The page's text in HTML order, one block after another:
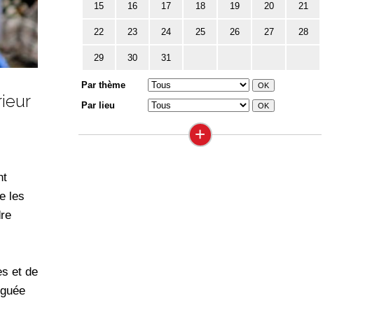
les
et de
15 16 17 18 19 20 21
22 23 24 25 26 27 28
29 30 31
Par thème
Par lieu
+